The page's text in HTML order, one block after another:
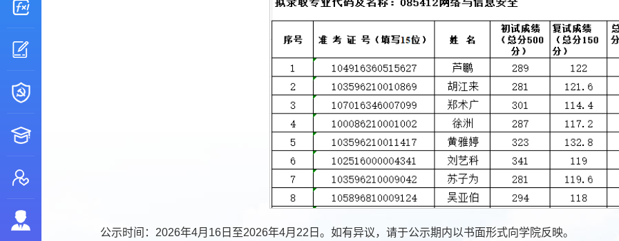
公示时间：2026年4月16日至2026年4月22日。如有异议，请于公示期内以书面形式向学院反映。